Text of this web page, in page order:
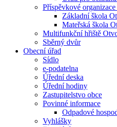
Příspěvkové organizace
Základní škola
Mateřská škola
Multifunkční hřiště
Sběrný dvůr
Obecní úřad
Sídlo
e-podatelna
Úřední deska
Úřední hodiny
Zastupitelstvo obce
Povinné informace
Odpadové
Vyhlášky